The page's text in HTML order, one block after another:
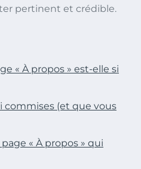
pertinent et crédible.
« À propos » est-elle si
commises (et que vous
« À propos » qui